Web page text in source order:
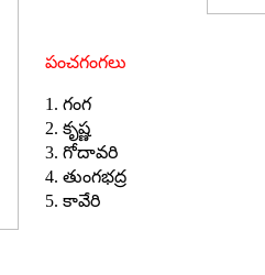
పంచగంగలు
1. గంగ
2. కృష్ణ
3. గోదావరి
4. తుంగభద్ర
5. కావేరి